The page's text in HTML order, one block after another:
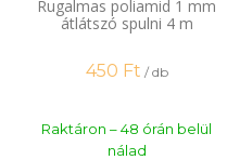
Rugalmas poliamid 1 mm
átlátszó spulni 4 m
450 Ft / db
Raktáron – 48 órán belül
nálad